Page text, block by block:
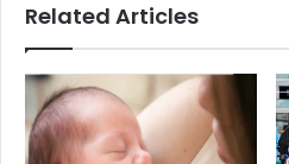
Related Articles